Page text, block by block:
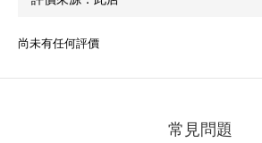
尚未有任何評價
常見問題